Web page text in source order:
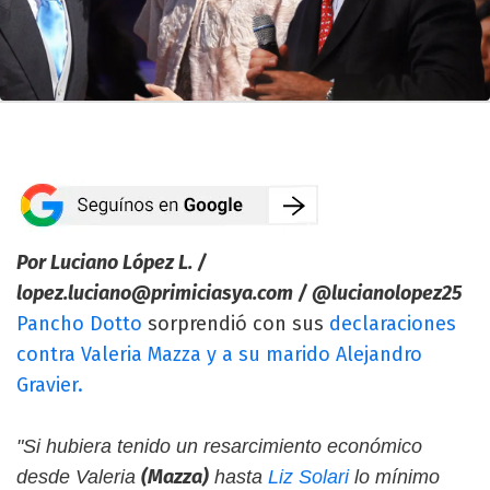
Por Luciano López L. /
lopez.luciano@primiciasya.com / @lucianolopez25
Pancho Dotto sorprendió con sus declaraciones
contra Valeria Mazza y a su marido Alejandro
Gravier.
"Si hubiera tenido un resarcimiento económico
desde Valeria (Mazza) hasta Liz Solarilo mínimo